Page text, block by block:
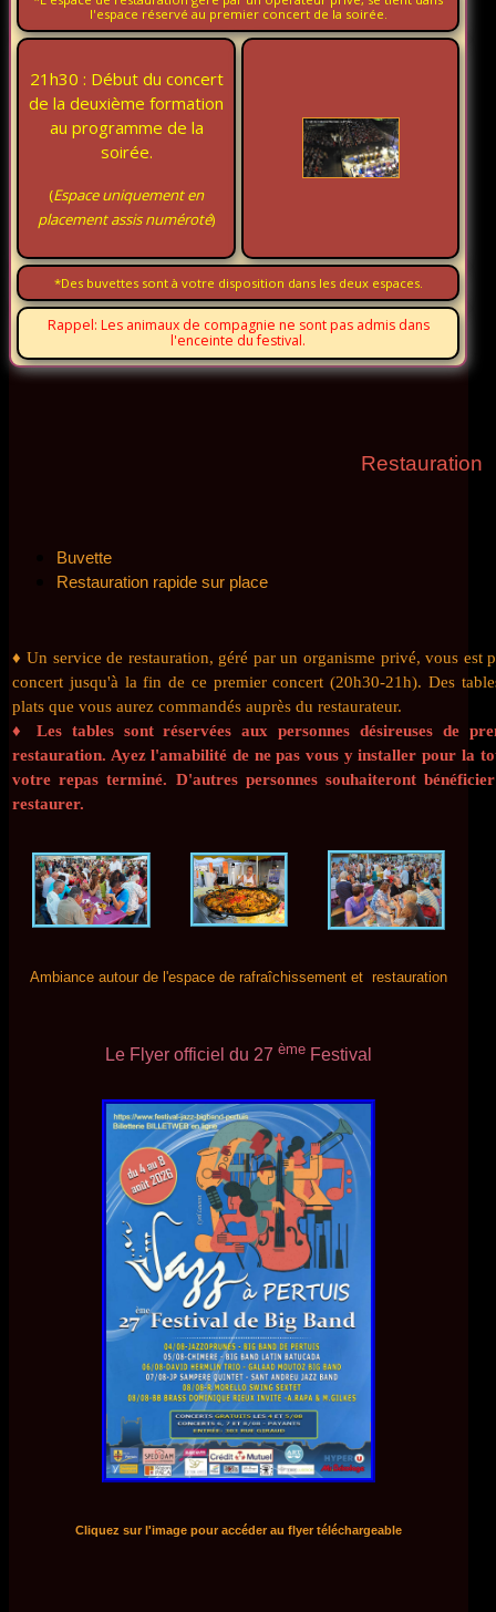
l'espace réservé au premier concert de la soirée.
21h30 : Début du concert
de la deuxième formation
au programme de la
soirée.
(Espace uniquement en
placement assis numéroté)
*Des buvettes sont à votre disposition dans les deux espaces.
Rappel: Les animaux de compagnie ne sont pas admis dans
l'enceinte du festival.
Restauration
Buvette
Restauration rapide sur place
♦ Un service de restauration, géré par un organisme privé, vous est
concert jusqu'à la fin de ce premier concert (20h30-21h). Des
plats que vous aurez commandés auprès du restaurateur.
♦ Les tables sont réservées aux personnes désireuses de
restauration. Ayez l'amabilité de ne pas vous y installer pour la
votre repas terminé. D'autres personnes souhaiteront
restaurer.
Ambiance autour de l'espace de rafraîchissement et restauration
Le Flyer officiel du 27 èmeFestival
Cliquez sur l'image pour accéder au flyer téléchargeable